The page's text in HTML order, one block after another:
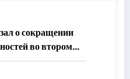
о сокращении
во втором